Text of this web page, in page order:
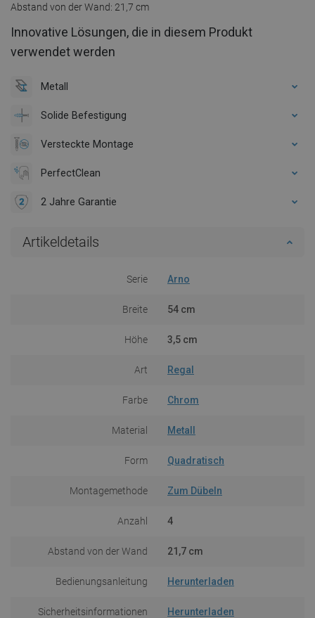
Abstand von der Wand: 21,7 cm
Innovative Lösungen, die in diesem Produkt
verwendet werden
Metall
Solide Befestigung
Versteckte Montage
PerfectClean
2 Jahre Garantie
Artikeldetails
Serie Arno
Breite 54 cm
Höhe 3,5 cm
Art Regal
Farbe Chrom
Material Metall
Form Quadratisch
Montagemethode Zum Dübeln
Anzahl 4
Abstand von der Wand 21,7 cm
Bedienungsanleitung Herunterladen
Sicherheitsinformationen Herunterladen